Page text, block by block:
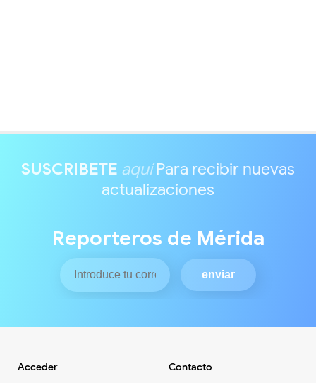
SUSCRIBETE aquíPara recibir nuevas
actualizaciones
Reporteros de Mérida
Acceder Contacto